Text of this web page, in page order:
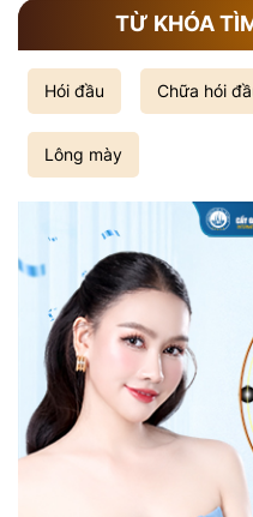
TỪ KHÓA
Hói đầu Chữa hói
Lông mày